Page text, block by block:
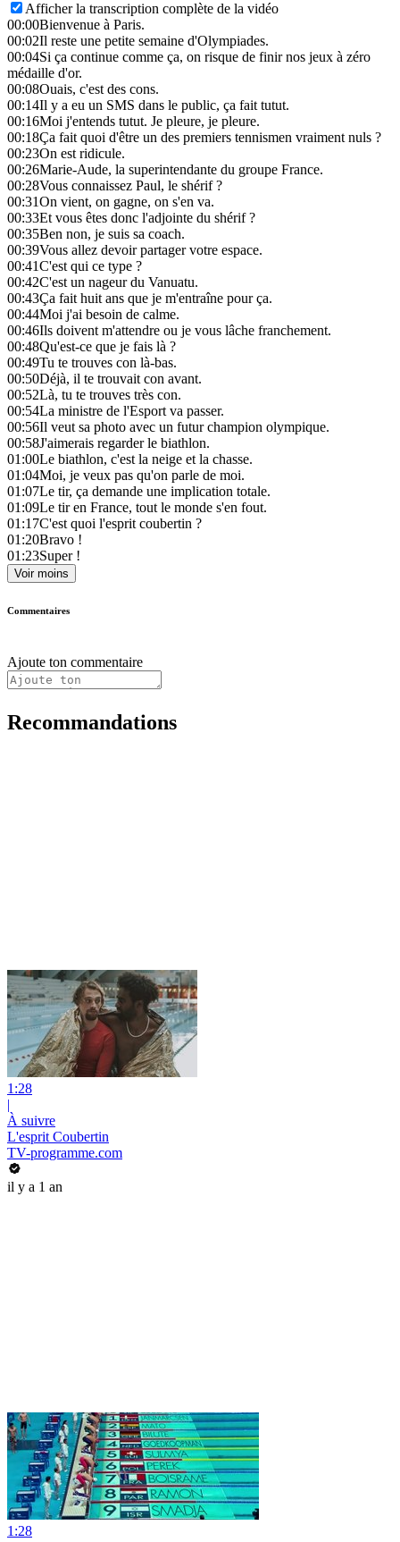
Afficher la transcription complète de la vidéo
00:00Bienvenue à Paris.
00:02Il reste une petite semaine d'Olympiades.
00:04Si ça continue comme ça, on risque de finir nos jeux à zéro
médaille d'or.
00:08Ouais, c'est des cons.
00:14Il y a eu un SMS dans le public, ça fait tutut.
00:16Moi j'entends tutut. Je pleure, je pleure.
00:18Ça fait quoi d'être un des premiers tennismen vraiment nuls ?
00:23On est ridicule.
00:26Marie-Aude, la superintendante du groupe France.
00:28Vous connaissez Paul, le shérif ?
00:31On vient, on gagne, on s'en va.
00:33Et vous êtes donc l'adjointe du shérif ?
00:35Ben non, je suis sa coach.
00:39Vous allez devoir partager votre espace.
00:41C'est qui ce type ?
00:42C'est un nageur du Vanuatu.
00:43Ça fait huit ans que je m'entraîne pour ça.
00:44Moi j'ai besoin de calme.
00:46Ils doivent m'attendre ou je vous lâche franchement.
00:48Qu'est-ce que je fais là ?
00:49Tu te trouves con là-bas.
00:50Déjà, il te trouvait con avant.
00:52Là, tu te trouves très con.
00:54La ministre de l'Esport va passer.
00:56Il veut sa photo avec un futur champion olympique.
00:58J'aimerais regarder le biathlon.
01:00Le biathlon, c'est la neige et la chasse.
01:04Moi, je veux pas qu'on parle de moi.
01:07Le tir, ça demande une implication totale.
01:09Le tir en France, tout le monde s'en fout.
01:17C'est quoi l'esprit coubertin ?
01:20Bravo !
01:23Super !
Voir moins
Commentaires
Ajoute ton commentaire
Recommandations
1:28
|
À suivre
L'esprit Coubertin
TV-programme.com
il y a 1 an
1:28